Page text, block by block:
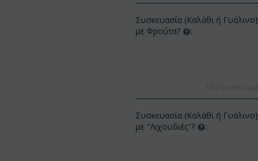
€55.00 €49.99
Συσκευασία (Καλάθι ή Γυάλινο)
με Φρούτα?
:
Συσκευασία (Καλάθι ή Γυάλινο)
με "Λιχουδιές"?
: